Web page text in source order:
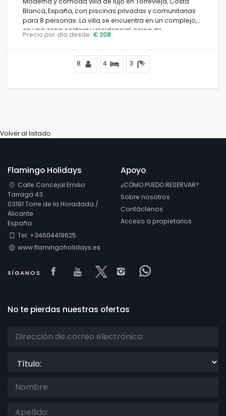
Limpiar filtros
Servicios populares
Opciones
Distancias
Confort
Servicios
Vistas
Sus favoritos
Blanca, España, con piscinas privadas y comunitarias
para 8 personas. La villa se encuentra en un complejo,
en una zona costera y residencial, cerca de
restaurantes y bares, tiendas y supermercados, y a 4 km
Precio por día desde: € 208
8 4 3
Volver al listado
Flamingo Holidays
Calle Concejal Emilio
Tarraga 43
03191 Torre de la Horadada /
Alicante
España
Tel: +34604419625
www.flamingoholidays.es
SÍGANOS Visit our Facebook page
Visit our youtube page
Visit our x page
Visit our isntagram
Visit our
Apoyo
¿CÓMO PUEDO RESERVAR?
Sobre nosotros
Contáctenos
Acceso a propietarios
No te pierdas nuestras ofertas